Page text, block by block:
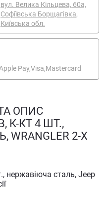
вул. Велика Кільцева, 60а,
Софіївська Борщагівка,
Київська обл.
Pay,Visa,Mastercard
ОПИС
К-КТ 4 ШТ.,
2-Х
нержавіюча сталь, Jeep